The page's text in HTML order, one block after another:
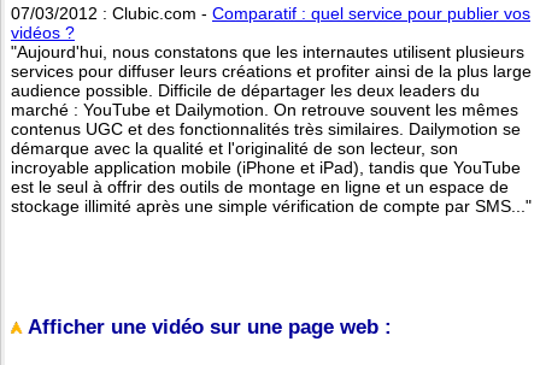
07/03/2012 : Clubic.com - Comparatif : quel service pour publier vos
vidéos ?
"Aujourd'hui, nous constatons que les internautes utilisent plusieurs
services pour diffuser leurs créations et profiter ainsi de la plus large
audience possible. Difficile de départager les deux leaders du
marché : YouTube et Dailymotion. On retrouve souvent les mêmes
contenus UGC et des fonctionnalités très similaires. Dailymotion se
démarque avec la qualité et l'originalité de son lecteur, son
incroyable application mobile (iPhone et iPad), tandis que YouTube
est le seul à offrir des outils de montage en ligne et un espace de
stockage illimité après une simple vérification de compte par SMS..."
Afficher une vidéo sur une page web :